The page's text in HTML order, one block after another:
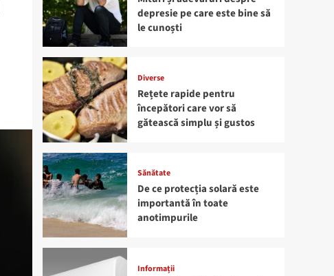
depresie pe care este bine să
le cunoști
Diverse
Rețete rapide pentru
începători care vor să
gătească simplu și gustos
Sănătate
De ce protecția solară este
importantă în toate
anotimpurile
Informații